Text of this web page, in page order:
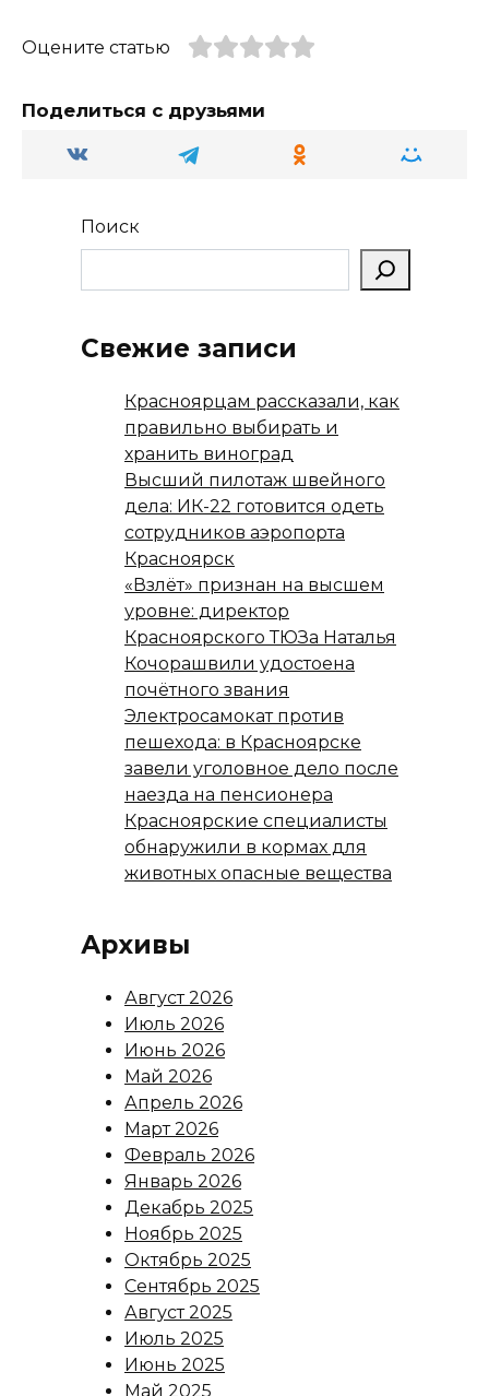
ra kl
ss
ni
A
p
а
т
Оцените статью
Поделиться с друзьями
Поиск
Свежие записи
Красноярцам рассказали, как
правильно выбирать и
хранить виноград
Высший пилотаж швейного
дела: ИК-22 готовится одеть
сотрудников аэропорта
Красноярск
«Взлёт» признан на высшем
уровне: директор
Красноярского ТЮЗа Наталья
Кочорашвили удостоена
почётного звания
Электросамокат против
пешехода: в Красноярске
завели уголовное дело после
наезда на пенсионера
Красноярские специалисты
обнаружили в кормах для
животных опасные вещества
Архивы
Август 2026
Июль 2026
Июнь 2026
Май 2026
Апрель 2026
Март 2026
Февраль 2026
Январь 2026
Декабрь 2025
Ноябрь 2025
Октябрь 2025
Сентябрь 2025
Август 2025
Июль 2025
Июнь 2025
Май 2025